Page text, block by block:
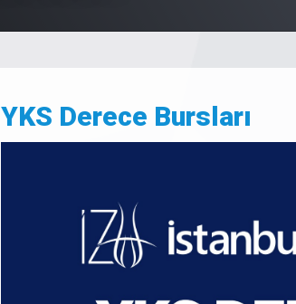
YKS Derece Bursları